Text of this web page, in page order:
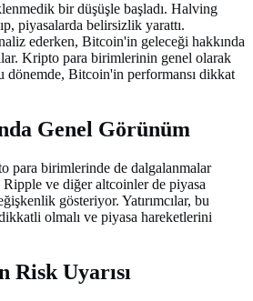
bir düşüşle başladı. Halving
piyasalarda belirsizlik yarattı.
ederken, Bitcoin'in geleceği hakkında
Kripto para birimlerinin genel olarak
dönemde, Bitcoin'in performansı dikkat
Genel Görünüm
para birimlerinde de dalgalanmalar
ve diğer altcoinler de piyasa
gösteriyor. Yatırımcılar, bu
olmalı ve piyasa hareketlerini
Risk Uyarısı